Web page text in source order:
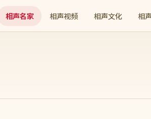
相声名家 相声视频 相声文化 相